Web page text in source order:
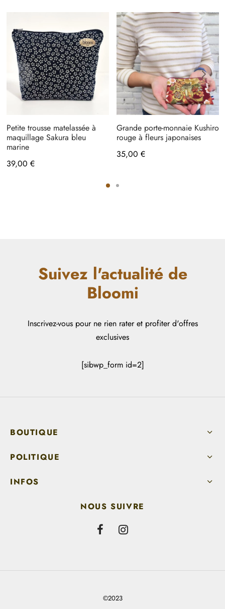
Petite trousse matelassée à
maquillage Sakura bleu
marine
39,00 €
Grande porte-monnaie Kushiro
rouge à fleurs japonaises
35,00 €
Suivez l'actualité de
Bloomi
Inscrivez-vous pour ne rien rater et profiter d'offres
exclusives
[sibwp_form id=2]
BOUTIQUE
POLITIQUE
INFOS
NOUS SUIVRE
©2023